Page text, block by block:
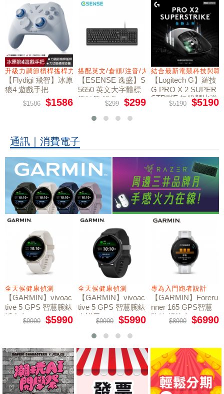
墊
升級力調節槓桿搖桿力切換扳機
【Flydigi 飛智】冰原
狼4 遊戲手把
$1586 $1586
搭配英文/倉頡/注音/大易
【ESENSE 逸盛】S
5650 英文大字體標
準鍵盤 黑色
$299 $299
結合最新電競科技與
【Logitech G】羅技
G PRO X 2 SUPER
STRIKE 無線類比遊
戲滑鼠$5190 $5190
通訊｜消費電子
全天候健康偵測
【GARMIN】vivoac
tive 5 GPS 智慧腕錶
活力白
$9990 $5990
全天候健康偵測
【GARMIN】vivoac
tive 5 GPS 智慧腕錶
光譜黑
$9990 $5990
專為入門跑者設計
【GARMIN】Foreru
nner 165 GPS智慧
跑錶 暢快白
$8990 $6990